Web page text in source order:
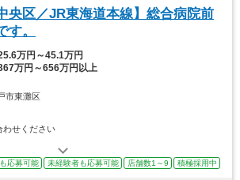
央区／JR東海道本線】総合病院前
。
万円～45.1万円
万円～656万円以上
市東灘区
せください
応募可能 未経験者も応募可能 店舗数1～9 積極採用中